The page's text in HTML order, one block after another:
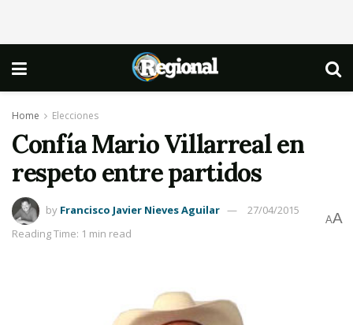
Home Elecciones
Confía Mario Villarreal en
respeto entre partidos
by Francisco Javier Nieves Aguilar
27/04/2015
Reading Time: 1 min read
AA